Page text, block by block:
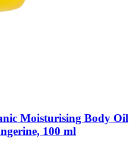
Moisturising Body Oil
100 ml